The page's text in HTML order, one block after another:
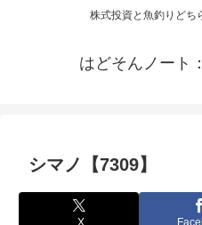
株式投資と魚釣りどち
はどそんノート
シマノ【7309】
X